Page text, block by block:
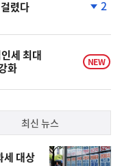
렸다
락
2
세 최대
화
NEW
최신 뉴스
세 대상